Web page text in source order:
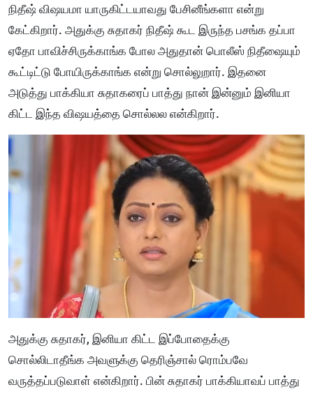
நிதீஷ் விஷயமா யாருகிட்டயாவது பேசினீங்களா என்று
கேட்கிறார். அதுக்கு சுதாகர் நிதீஷ் கூட இருந்த பசங்க தப்பா
ஏதோ பாவிச்சிருக்காங்க போல அதுதான் பொலீஸ் நிதீஷையும்
கூட்டிட்டு போயிருக்காங்க என்று சொல்லுறார். இதனை
அடுத்து பாக்கியா சுதாகரைப் பாத்து நான் இன்னும் இனியா
கிட்ட இந்த விஷயத்தை சொல்லல என்கிறார்.
அதுக்கு சுதாகர், இனியா கிட்ட இப்போதைக்கு
சொல்லிடாதீங்க அவளுக்கு தெரிஞ்சால் ரொம்பவே
வருத்தப்படுவாள் என்கிறார். பின் சுதாகர் பாக்கியாவப் பாத்து